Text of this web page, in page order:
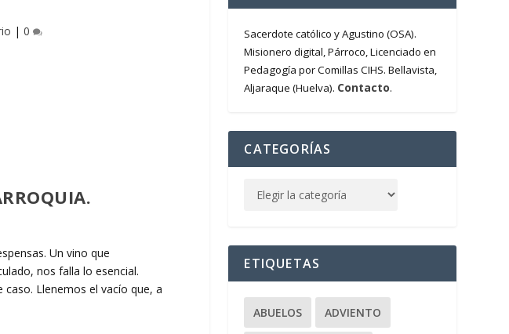
| 0
Un vino que
nos falla lo esencial.
Llenemos el vacío que, a
Sacerdote católico y Agustino (OSA).
Misionero digital, Párroco, Licenciado en
Pedagogía por Comillas CIHS. Bellavista,
Aljaraque (Huelva). Contacto.
CATEGORÍAS
ETIQUETAS
ABUELOS ADVIENTO